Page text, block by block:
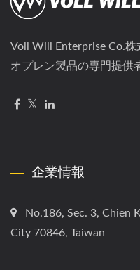
Voll Will Enterprise Co.
オプレン製品の専門提供
企業情報
No.186, Sec. 3, Chien
City 70846, Taiwan